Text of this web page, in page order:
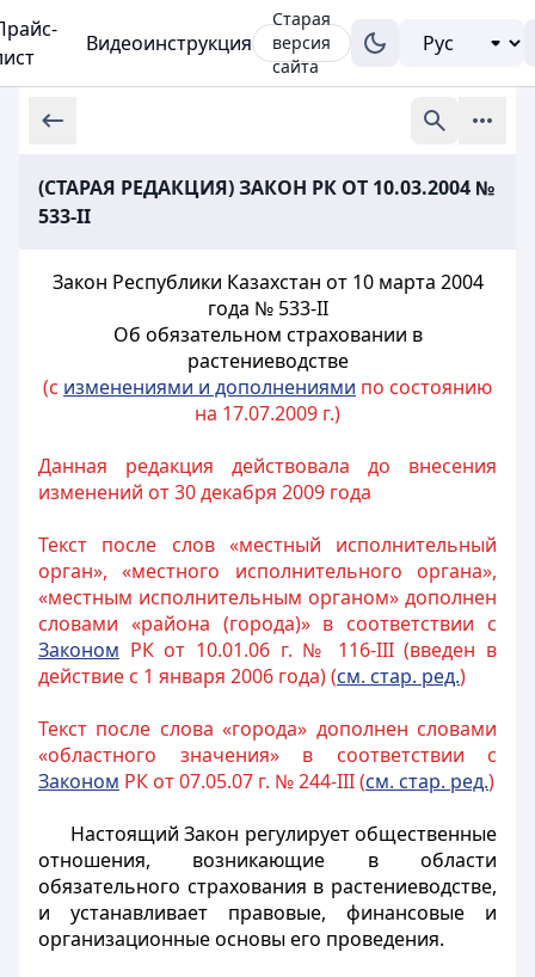
Видеоинструкция
Старая
версия
сайта
(СТАРАЯ РЕДАКЦИЯ) ЗАКОН РК ОТ 10.03.2004 №
533-II
Закон Республики Казахстан от 10 марта 2004
года № 533-II
Об обязательном страховании в
растениеводстве
(с изменениями и дополнениями по состоянию
на 17.07.2009 г.)
Данная редакция действовала до внесения
изменений от 30 декабря 2009 года
Текст после слов «местный исполнительный
орган», «местного исполнительного органа»,
«местным исполнительным органом» дополнен
словами «района (города)» в соответствии с
Законом РК от 10.01.06 г. № 116-III (введен в
действие с 1 января 2006 года) (см. стар. ред.)
Текст после слова «города» дополнен словами
«областного значения» в соответствии с
Законом РК от 07.05.07 г. № 244-III (см. стар. ред.)
Настоящий Закон регулирует общественные
отношения, возникающие в области
обязательного страхования в растениеводстве,
и устанавливает правовые, финансовые и
организационные основы его проведения.